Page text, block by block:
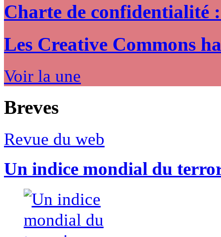
Charte de confidentialité
Les Creative Commons
Voir la une
Breves
Revue du web
Un indice mondial du